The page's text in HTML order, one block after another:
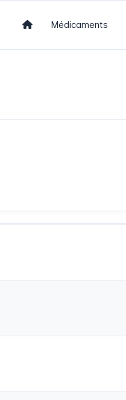
Médicaments